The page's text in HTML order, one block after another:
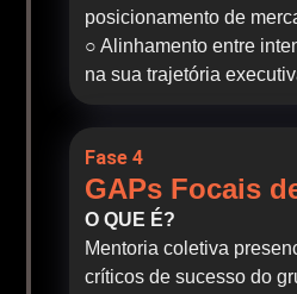
posicionamento de
○ Alinhamento entre
na sua trajetória
Fase 4
GAPs Focais
O QUE É?
Mentoria coletiva
críticos de sucesso do